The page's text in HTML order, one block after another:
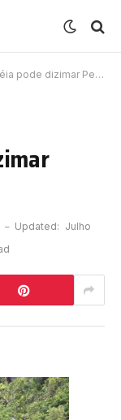
dizimar Peruíbe – Parte II
Updated: Julho